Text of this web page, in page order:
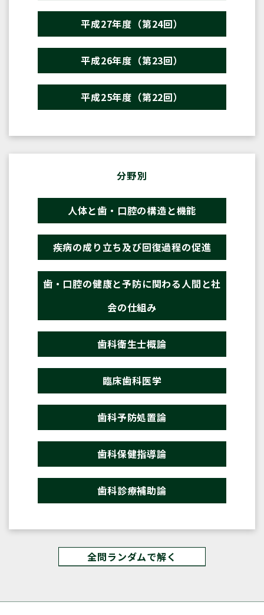
平成27年度（第24回）
平成26年度（第23回）
平成25年度（第22回）
分野別
人体と歯・口腔の構造と機能
疾病の成り立ち及び回復過程の促進
歯・口腔の健康と予防に関わる人間と社
会の仕組み
歯科衛生士概論
臨床歯科医学
歯科予防処置論
歯科保健指導論
歯科診療補助論
全問ランダムで解く